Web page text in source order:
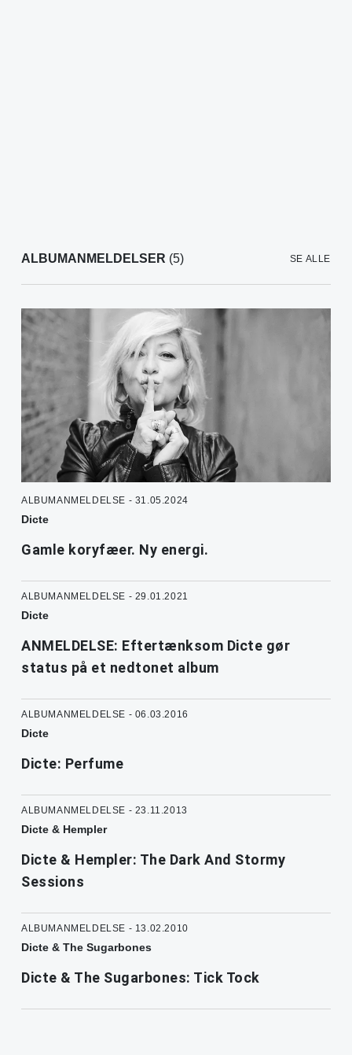
ALBUMANMELDELSER (5) SE ALLE
ALBUMANMELDELSE - 31.05.2024
Dicte
Gamle koryfæer. Ny energi.
ALBUMANMELDELSE - 29.01.2021
Dicte
ANMELDELSE: Eftertænksom Dicte gør
status på et nedtonet album
ALBUMANMELDELSE - 06.03.2016
Dicte
Dicte: Perfume
ALBUMANMELDELSE - 23.11.2013
Dicte & Hempler
Dicte & Hempler: The Dark And Stormy
Sessions
ALBUMANMELDELSE - 13.02.2010
Dicte & The Sugarbones
Dicte & The Sugarbones: Tick Tock